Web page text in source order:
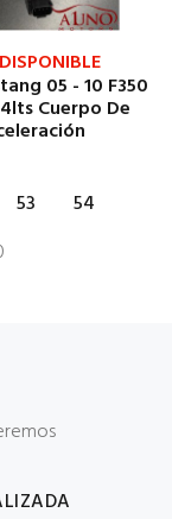
05 - 10 F350
Cuerpo De
53
54